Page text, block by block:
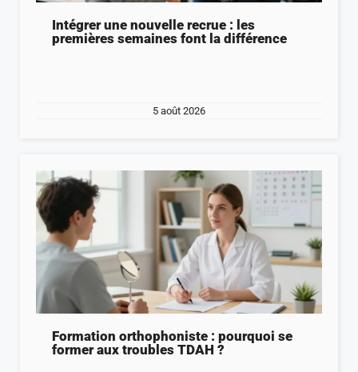
Intégrer une nouvelle recrue : les
premières semaines font la différence
5 août 2026
Formation orthophoniste : pourquoi se
former aux troubles TDAH ?